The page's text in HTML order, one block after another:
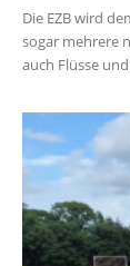
Die EZB wird
sogar mehrere
auch Flüsse